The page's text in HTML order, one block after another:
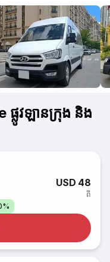
លូវឡានក្រុង និង
USD 48
ពី